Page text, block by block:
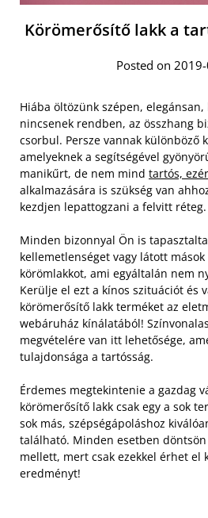
Körömerősítő lakk a
Posted on
Hiába öltözünk szépen,
nincsenek rendben, az összhang
csorbul. Persze vannak különböző
amelyeknek a segítségével
manikűrt, de nem mind tartós,
alkalmazására is szükség van
kezdjen lepattogzani a felvitt réteg.
Minden bizonnyal Ön is
kellemetlenséget vagy látott
körömlakkot, ami egyáltalán nem
Kerülje el ezt a kínos szituációt és
körömerősítő lakk terméket az
webáruház kínálatából!
megvételére van itt lehetősége,
tulajdonsága a tartósság.
Érdemes megtekintenie a gazdag
körömerősítő lakk csak egy a sok
sok más, szépségápoláshoz
található. Minden esetben
mellett, mert csak ezekkel érhet el
eredményt!